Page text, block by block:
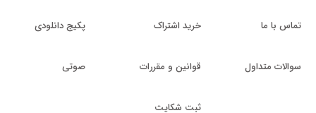
تماس با ما
سوالات متداول
خرید اشتراک
قوانین و مقررات
ثبت شکایت
پکیج دانلودی
صوتی